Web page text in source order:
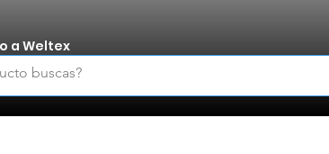
a Weltex